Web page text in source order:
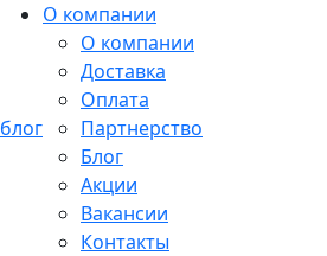
блог
О компании
О компании
Доставка
Оплата
Партнерство
Блог
Акции
Вакансии
Контакты